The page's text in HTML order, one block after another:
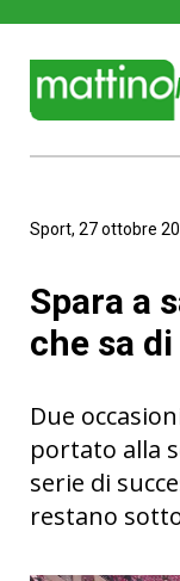
Sport, 27 ottobre
Spara a
che sa
Due
portato alla
serie di
restano